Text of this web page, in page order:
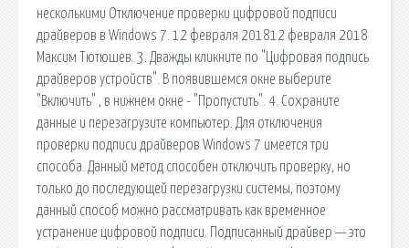
несколькими Отключение проверки цифровой подписи
драйверов в Windows 7. 12 февраля 201812 февраля 2018
Максим Тютюшев. 3. Дважды кликните по "Цифровая подпись
драйверов устройств". В появившемся окне выберите
"Включить" , в нижнем окне - "Пропустить". 4. Сохраните
данные и перезагрузите компьютер. Для отключения
проверки подписи драйверов Windows 7 имеется три
способа. Данный метод способен отключить проверку, но
только до последующей перезагрузки системы, поэтому
данный способ можно рассматривать как временное
устранение цифровой подписи. Подписанный драйвер — это